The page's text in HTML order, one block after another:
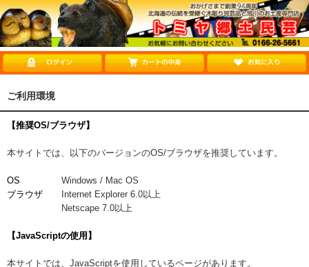
ご利用環境
【推奨OS/ブラウザ】
本サイトでは、以下のバージョンのOS/ブラウザを推奨しています。
OS
Windows / Mac OS
ブラウザ
Internet Explorer 6.0以上
Netscape 7.0以上
【JavaScriptの使用】
本サイトでは、JavaScriptを使用しているページがあります。